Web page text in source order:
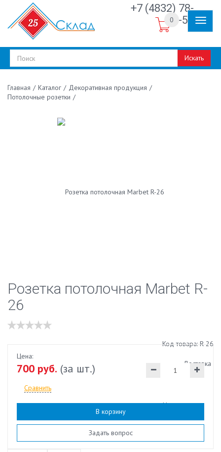
+7 (4832) 78-
30-50
Искать
0
Главная / Каталог / Декоративная продукция /
Потолочные розетки /
Розетка потолочная Marbet R-
26
Наличие:есть
Код товара: R-26
Доставка
Цена:
700 руб. (за шт.)
Сравнить
В корзину
Задать вопрос